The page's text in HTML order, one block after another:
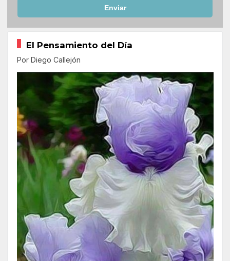
Enviar
El Pensamiento del Día
Por Diego Callejón